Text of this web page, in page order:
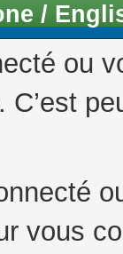
/
ou
vous